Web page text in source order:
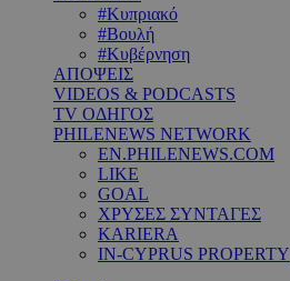
#Κυπριακό
#Βουλή
#Κυβέρνηση
ΑΠΟΨΕΙΣ
VIDEOS & PODCASTS
TV ΟΔΗΓΟΣ
PHILENEWS NETWORK
EN.PHILENEWS.COM
LIKE
GOAL
ΧΡΥΣΕΣ ΣΥΝΤΑΓΕΣ
KARIERA
IN-CYPRUS PROPERTY